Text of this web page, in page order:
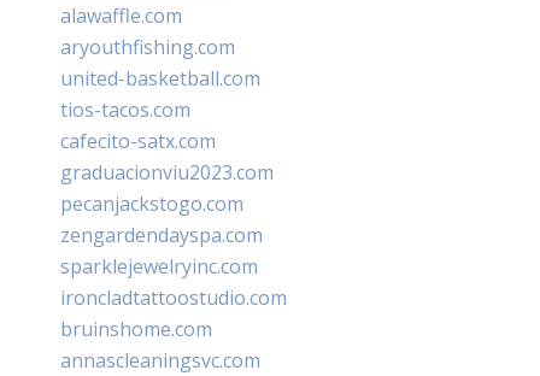
alawaffle.com
aryouthfishing.com
united-basketball.com
tios-tacos.com
cafecito-satx.com
graduacionviu2023.com
pecanjackstogo.com
zengardendayspa.com
sparklejewelryinc.com
ironcladtattoostudio.com
bruinshome.com
annascleaningsvc.com